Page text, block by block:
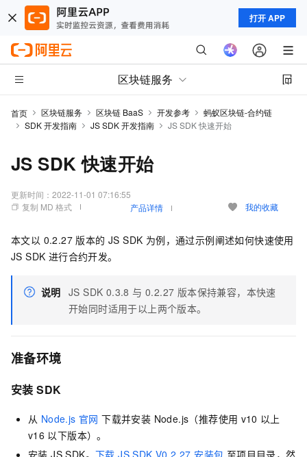
打开 APP
区块链服务
首页 区块链服务 区块链 BaaS 开发参考
蚂蚁区块链-合约链
SDK 开发指南
JS SDK 开发指南 JS SDK 快速开始
JS SDK 快速开始
更新时间： 2022-11-01 07:16:55
复制 MD 格式
产品详情 我的收藏
本文以 0.2.27 版本的 JS SDK 为例，通过示例阐述如何快速使用
JS SDK 进行合约开发。
说明 JS SDK 0.3.8 与 0.2.27 版本保持兼容，本快速
开始同时适用于以上两个版本。
准备环境
安装 SDK
从 Node.js 官网 下载并安装 Node.js（推荐使用 v10 以上
v16 以下版本）。
安装 JS SDK。下载 JS SDK V0.2.27 安装包 至项目目录，然